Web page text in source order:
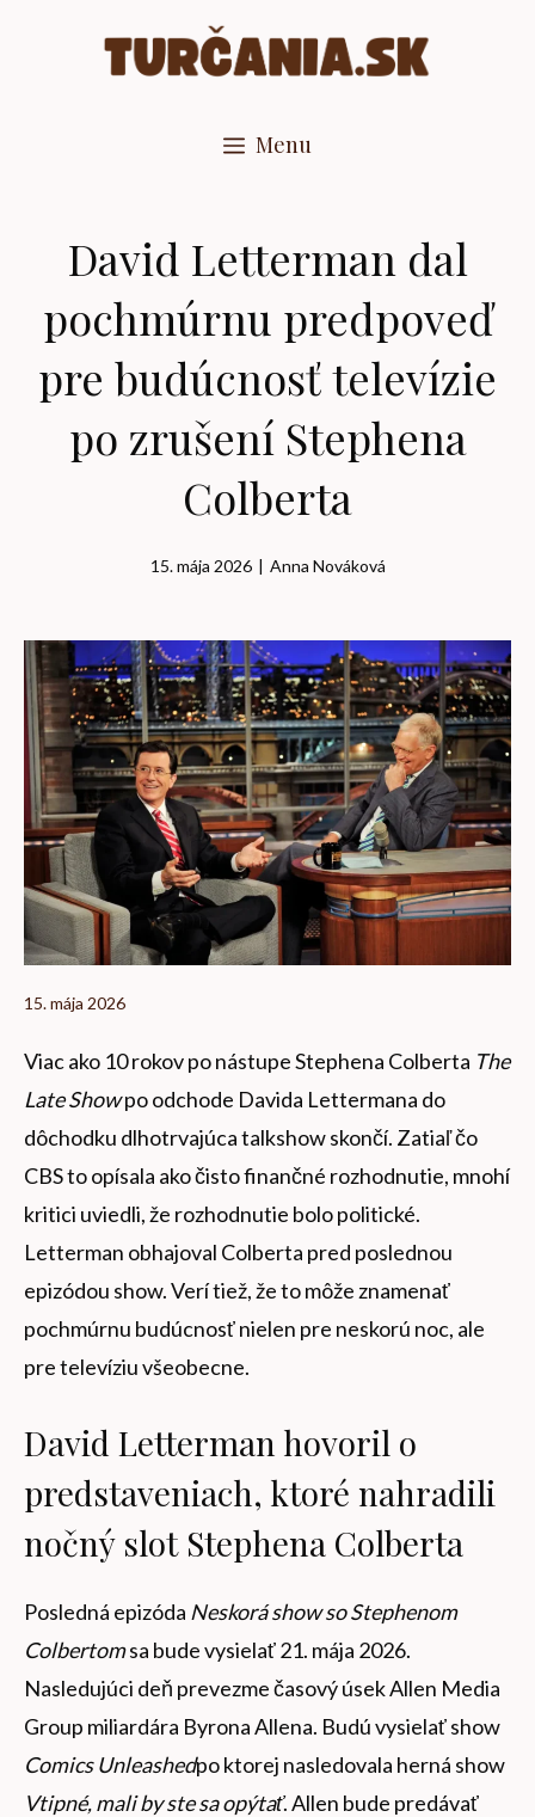
Menu
David Letterman dal
pochmúrnu predpoveď
pre budúcnosť televízie
po zrušení Stephena
Colberta
15. mája 2026 | Anna Nováková
15. mája 2026
Viac ako 10 rokov po nástupe Stephena Colberta The
Late Showpo odchode Davida Lettermana do
dôchodku dlhotrvajúca talkshow skončí. Zatiaľ čo
CBS to opísala ako čisto finančné rozhodnutie, mnohí
kritici uviedli, že rozhodnutie bolo politické.
Letterman obhajoval Colberta pred poslednou
epizódou show. Verí tiež, že to môže znamenať
pochmúrnu budúcnosť nielen pre neskorú noc, ale
pre televíziu všeobecne.
David Letterman hovoril o
predstaveniach, ktoré nahradili
nočný slot Stephena Colberta
Posledná epizóda Neskorá show so Stephenom
Colbertomsa bude vysielať 21. mája 2026.
Nasledujúci deň prevezme časový úsek Allen Media
Group miliardára Byrona Allena. Budú vysielať show
Comics Unleashedpo ktorej nasledovala herná show
Vtipné, mali by ste sa opýtať. Allen bude predávať